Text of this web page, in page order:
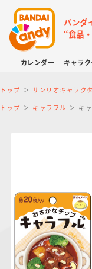
バンダ
“食品
カレンダー キャラ
トップ サンリオキャラク
トップ キャラフル キ